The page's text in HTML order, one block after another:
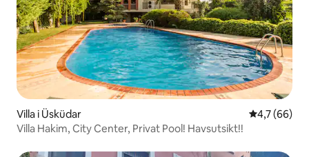
Villa i Üsküdar 4,7 av 5 i
4,7 (66)
Villa Hakim, City Center, Privat Pool! Havsutsikt!!